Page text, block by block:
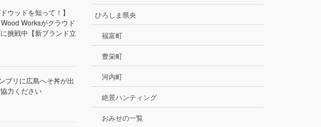
ウッドを知って！】
Worksがクラウド
挑戦中【新ブランド立
プリに広島へそ丼が出
力ください
ひろしま県央
福富町
豊栄町
河内町
絶景ハンティング
おみせの一覧